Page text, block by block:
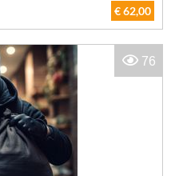
€ 62,00
76